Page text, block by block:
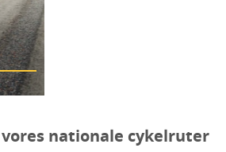
nationale cykelruter